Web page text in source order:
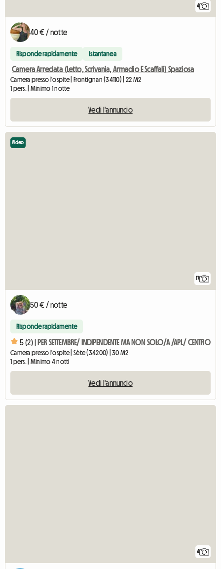
4
40 € / notte
Risponde rapidamente Istantanea
Camera Arredata (Letto, Scrivania, Armadio E Scaffali) Spaziosa
Camera presso l'ospite | Frontignan (34110) | 22 M2
1 pers. | Minimo 1 notte
Vedi l'annuncio
17
Video
50 € / notte
Risponde rapidamente
5 (2) |PER SETTEMBRE/ INDIPENDENTE MA NON SOLO/A /APL/ CENTRO
Camera presso l'ospite | Sète (34200) | 30 M2
1 pers. | Minimo 4 notti
Vedi l'annuncio
4